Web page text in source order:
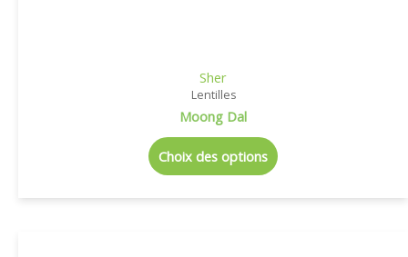
Sher
Lentilles
Moong Dal
Choix des options